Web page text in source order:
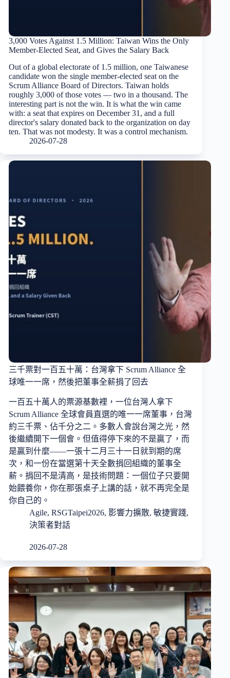
3,000 Votes Against 1.5 Million: Taiwan Wins the Only
Member-Elected Seat, and Gives the Salary Back
Out of a global electorate of 1.5 million, one Taiwanese
candidate won the single member-elected seat on the
Scrum Alliance Board of Directors. Taiwan holds
roughly 3,000 of those votes — two in a thousand. The
interesting part is not the win. It is what the win came
with: a seat that expires on December 31, and a full
director's salary donated back to the organization on day
ten. That was not modesty. It was a control mechanism.
2026-07-28
三千票對一百五十萬：台灣拿下 Scrum Alliance 全
球唯一一席，然後把董事全薪捐了回去
一百五十萬人的票源基數裡，一位台灣人拿下
Scrum Alliance 全球會員直選的唯一一席董事，台灣
約三千票、佔千分之二。多數人會說台灣之光，然
後繼續開下一個會。但值得停下來的不是贏了，而
是贏到什麼——一張十二月三十一日就到期的席
次，和一份在當選第十天全數捐回組織的董事全
薪。捐回不是清高，是技術問題：一個位子只要開
始餵養你，你在那張桌子上講的話，就不再完全是
你自己的。
Agile, RSGTaipei2026, 影響力擴散, 敏捷實踐,
決策者對話
2026-07-28